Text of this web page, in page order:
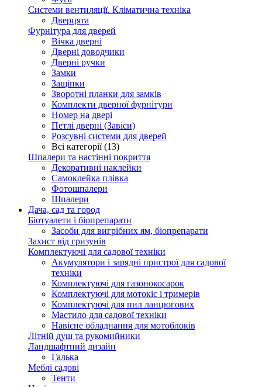
Системи вентиляції. Кліматична техніка
Дверцята
Фурнітура для дверей
Вічка дверні
Дверні доводчики
Дверні ручки
Замки
Защіпки
Зворотні планки для замків
Комплекти дверної фурнітури
Номер на двері
Петлі дверні (Завіси)
Розсувні системи для дверей
Всі категорії (13)
Шпалери та настінні покриття
Декоративні наклейки
Самоклейка плівка
Фотошпалери
Шпалери
Дача, сад та город
Біотуалети і біопрепарати
Засоби для вигрібних ям, біопрепарати
Захист від гризунів
Комплектуючі для садової техніки
Акумулятори і зарядні пристрої для садової
техніки
Комплектуючі для газонокосарок
Комплектуючі для мотокіс і тримерів
Комплектуючі для пил ланцюгових
Мастило для садової техніки
Навісне обладнання для мотоблоків
Літній душ та рукомийники
Ландшафтний дизайн
Галька
Меблі садові
Тенти